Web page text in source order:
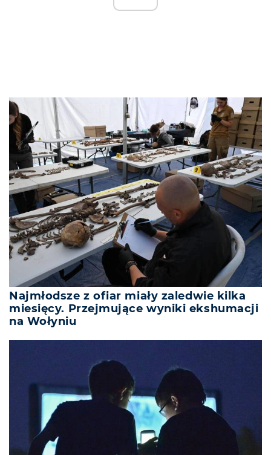
Najmłodsze z ofiar miały zaledwie kilka
miesięcy. Przejmujące wyniki ekshumacji
na Wołyniu